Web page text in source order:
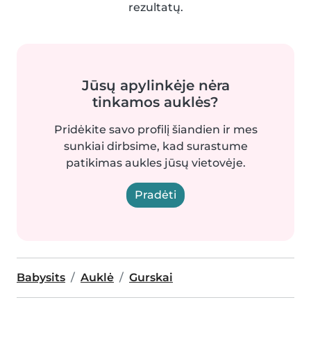
rezultatų.
Jūsų apylinkėje nėra
tinkamos auklės?
Pridėkite savo profilį šiandien ir mes
sunkiai dirbsime, kad surastume
patikimas aukles jūsų vietovėje.
Pradėti
Babysits Auklė Gurskai